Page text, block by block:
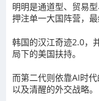
明明是通道型、贸易
押注单一大国阵营，
韩国的汉江奇迹2.0，
局下的美国扶持。
而第二代则依靠AI时
以及清醒的外交战略。